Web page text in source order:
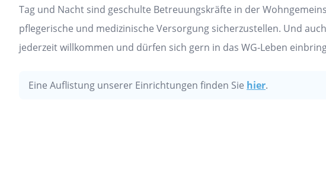
Tag und Nacht sind geschulte Betreuungskräfte in der
pflegerische und medizinische Versorgung sicherzustellen. Und
jederzeit willkommen und dürfen sich gern in das WG-Leben
Eine Auflistung unserer Einrichtungen finden Sie hier.